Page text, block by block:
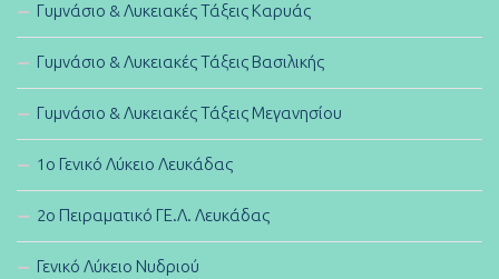
Γυμνάσιο & Λυκειακές Τάξεις Καρυάς
Γυμνάσιο & Λυκειακές Τάξεις Βασιλικής
Γυμνάσιο & Λυκειακές Τάξεις Μεγανησίου
1ο Γενικό Λύκειο Λευκάδας
2ο Πειραματικό ΓΕ.Λ. Λευκάδας
Γενικό Λύκειο Νυδριού